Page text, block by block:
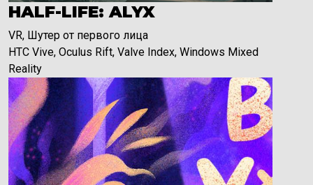
HALF-LIFE: ALYX
VR, Шутер от первого лица
HTC Vive, Oculus Rift, Valve Index, Windows Mixed
Reality